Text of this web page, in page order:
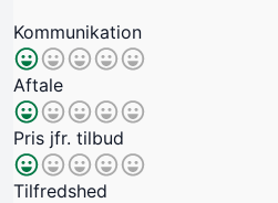
Kommunikation
Aftale
Pris jfr. tilbud
Tilfredshed